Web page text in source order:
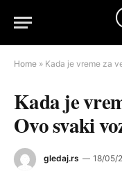
Home » Kada je vreme za
Kada je
Ovo svaki
gledaj.rs 18/05/